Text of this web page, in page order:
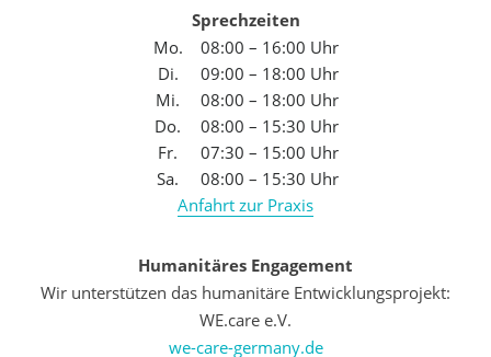
Sprechzeiten
Mo.
08:00 – 16:00 Uhr
Di.
09:00 – 18:00 Uhr
Mi.
08:00 – 18:00 Uhr
Do.
08:00 – 15:30 Uhr
Fr.
07:30 – 15:00 Uhr
Sa.
08:00 – 15:30 Uhr
Anfahrt zur Praxis
Humanitäres Engagement
Wir unterstützen das humanitäre Entwicklungsprojekt:
WE.care e.V.
we-care-germany.de